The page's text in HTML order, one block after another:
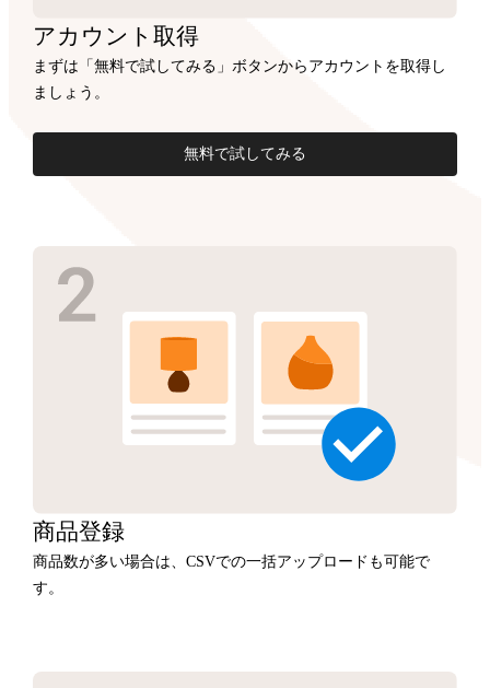
アカウント取得
まずは「無料で試してみる」ボタンからアカウントを取得し
ましょう。
無料で試してみる
商品登録
商品数が多い場合は、CSVでの一括アップロードも可能で
す。